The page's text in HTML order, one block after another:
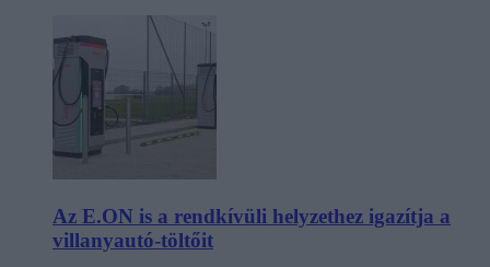
Az E.ON is a rendkívüli helyzethez igazítja a
villanyautó-töltőit